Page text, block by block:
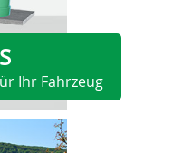
Ihr Fahrzeug